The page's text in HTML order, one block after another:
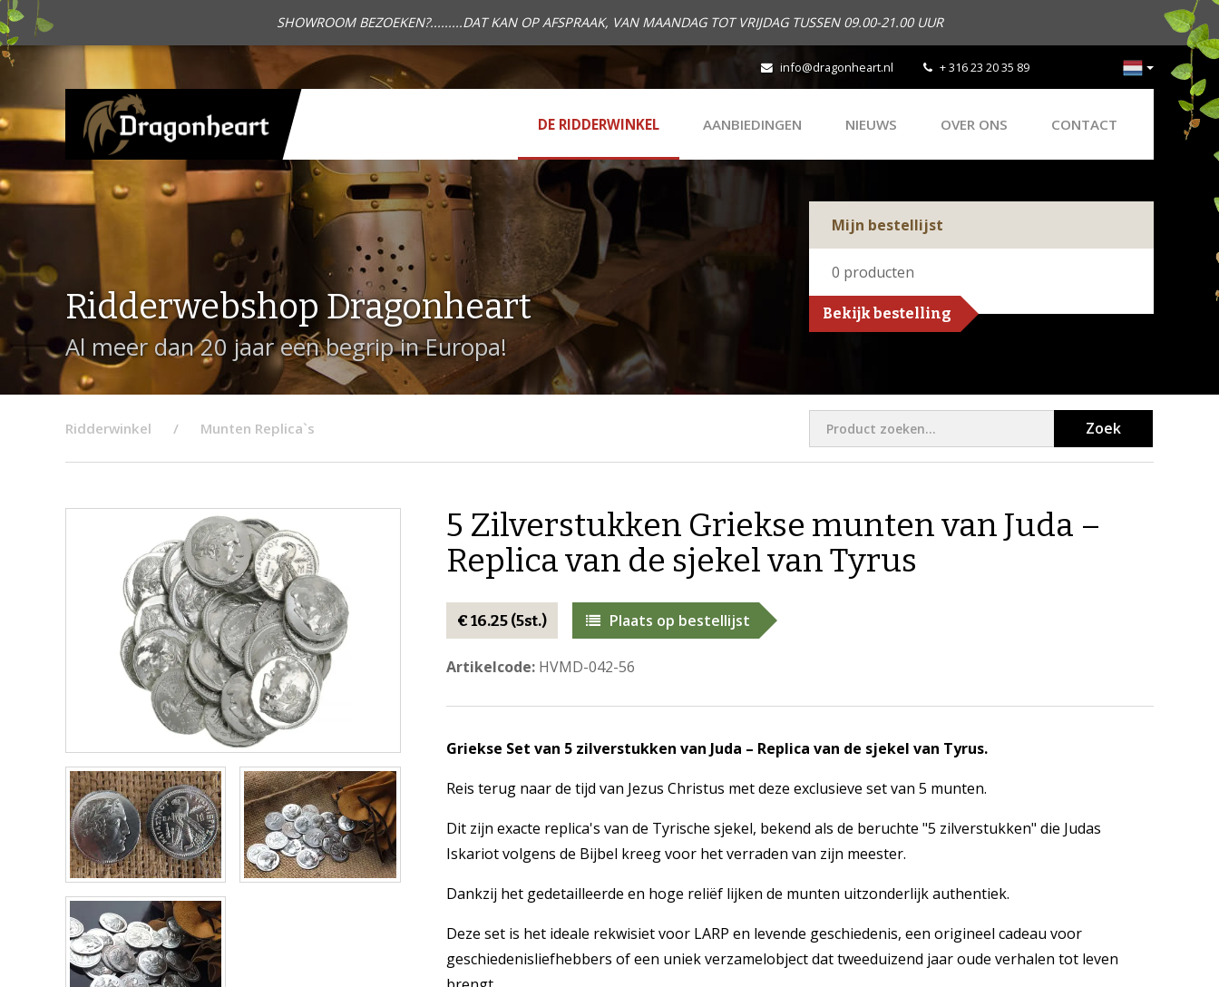
SHOWROOM BEZOEKEN?.........DAT KAN OP AFSPRAAK, VAN MAANDAG TOT VRIJDAG TUSSEN 09.00-21.00 UUR
info@dragonheart.nl + 316 23 20 35 89
DE RIDDERWINKEL AANBIEDINGEN NIEUWS OVER ONS CONTACT
Ridderwebshop Dragonheart
Al meer dan 20 jaar een begrip in Europa!
Mijn bestellijst
0 producten
Bekijk bestelling
Ridderwinkel Munten Replica`s Zoek
5 Zilverstukken Griekse munten van Juda –
Replica van de sjekel van Tyrus
€ 16.25 (5st.) Plaats op bestellijst
Artikelcode:HVMD-042-56
Griekse Set van 5 zilverstukken van Juda – Replica van de sjekel van Tyrus.
Reis terug naar de tijd van Jezus Christus met deze exclusieve set van 5 munten.
Dit zijn exacte replica's van de Tyrische sjekel, bekend als de beruchte "5 zilverstukken" die Judas
Iskariot volgens de Bijbel kreeg voor het verraden van zijn meester.
Dankzij het gedetailleerde en hoge reliëf lijken de munten uitzonderlijk authentiek.
Deze set is het ideale rekwisiet voor LARP en levende geschiedenis, een origineel cadeau voor
geschiedenisliefhebbers of een uniek verzamelobject dat tweeduizend jaar oude verhalen tot leven